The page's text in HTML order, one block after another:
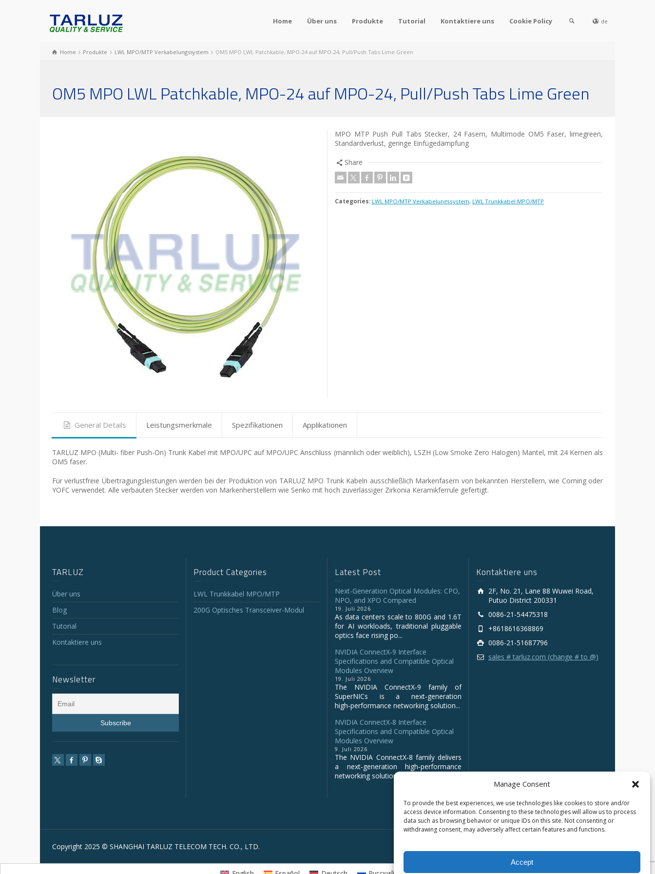
Manage Consent
To provide the best experiences, we use technologies like cookies to store and/or
access device information. Consenting to these technologies will allow us to process
data such as browsing behavior or unique IDs on this site. Not consenting or
withdrawing consent, may adversely affect certain features and functions.
Accept
Home Über uns Produkte Tutorial Kontaktiere uns Cookie Policy de
Home Produkte LWL MPO/MTP Verkabelungssystem OM5 MPO LWL Patchkable, MPO-24 auf MPO-24, Pull/Push Tabs Lime Green
OM5 MPO LWL Patchkable, MPO-24 auf MPO-24, Pull/Push Tabs Lime Green
MPO MTP Push Pull Tabs Stecker, 24 Fasern, Multimode OM5 Faser, limegreen,
Standardverlust, geringe Einfügedämpfung
Share
Categories: LWL MPO/MTP Verkabelungssystem, LWL Trunkkabel MPO/MTP
General Details Leistungsmerkmale Spezifikationen Applikationen
TARLUZ MPO (Multi- fiber Push-On) Trunk Kabel mit MPO/UPC auf MPO/UPC Anschluss (männlich oder weiblich), LSZH (Low Smoke Zero Halogen) Mantel, mit 24 Kernen als
OM5 faser.
Für verlustfreie Übertragungsleistungen werden bei der Produktion von TARLUZ MPO Trunk Kabeln ausschließlich Markenfasern von bekannten Herstellern, wie Corning oder
YOFC verwendet. Alle verbauten Stecker werden von Markenherstellern wie Senko mit hoch zuverlässiger Zirkonia Keramikferrule gefertigt.
TARLUZ
Über uns
Blog
Tutorial
Kontaktiere uns
Newsletter
Product Categories
LWL Trunkkabel MPO/MTP
200G Optisches Transceiver-Modul
Latest Post
Next-Generation Optical Modules: CPO,
NPO, and XPO Compared
19. Juli 2026
As data centers scale to 800G and 1.6T
for AI workloads, traditional pluggable
optics face rising po...
NVIDIA ConnectX‑9 Interface
Specifications and Compatible Optical
Modules Overview
19. Juli 2026
The NVIDIA ConnectX‑9 family of
SuperNICs is a next‑generation
high‑performance networking solution...
NVIDIA ConnectX-8 Interface
Specifications and Compatible Optical
Modules Overview
9. Juli 2026
The NVIDIA ConnectX‑8 family delivers
a next‑generation high‑performance
networking solution for clo...
Kontaktiere uns
2F, No. 21, Lane 88 Wuwei Road,
Putuo District 200331
0086-21-54475318
+8618616368869
0086-21-51687796
sales # tarluz.com (change # to @)
Copyright 2025 © SHANGHAI TARLUZ TELECOM TECH. CO., LTD.